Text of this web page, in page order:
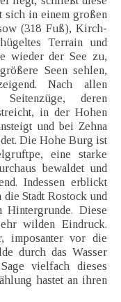
sich in einem großen
(318 Fuß), Kirch-
Terrain und
wieder der See zu,
Seen sehlen,
Nach allen
deren
in der Hohen
und bei Zehna
Die Hohe Burg ist
eine starke
bewaldet und
Indessen erblickt
Stadt Rostock und
Diese
wilden Eindruck.
imposanter vor die
durch das Wasser
vielfach dieses
hastet an ihren